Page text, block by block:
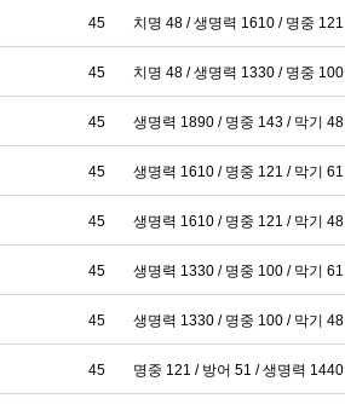
45 치명 48 / 생명력 1610 / 명중 121
45 치명 48 / 생명력 1330 / 명중 100
45 생명력 1890 / 명중 143 / 막기 48
45 생명력 1610 / 명중 121 / 막기 61
45 생명력 1610 / 명중 121 / 막기 48
45 생명력 1330 / 명중 100 / 막기 61
45 생명력 1330 / 명중 100 / 막기 48
45 명중 121 / 방어 51 / 생명력 1440